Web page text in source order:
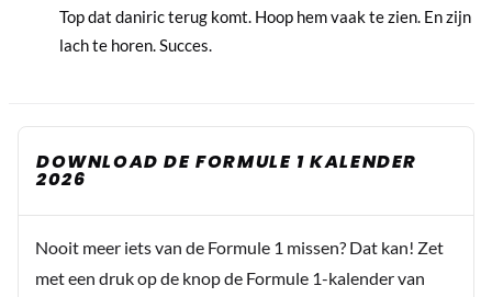
Top dat daniric terug komt. Hoop hem vaak te zien. En zijn
lach te horen. Succes.
DOWNLOAD DE FORMULE 1 KALENDER
2026
Nooit meer iets van de Formule 1 missen? Dat kan! Zet
met een druk op de knop de Formule 1-kalender van